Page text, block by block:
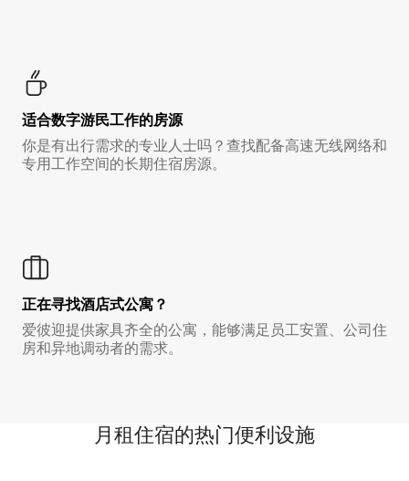
适合数字游民工作的房源
你是有出行需求的专业人士吗？查找配备高速无线网络和
专用工作空间的长期住宿房源。
正在寻找酒店式公寓？
爱彼迎提供家具齐全的公寓，能够满足员工安置、公司住
房和异地调动者的需求。
月租住宿的热门便利设施